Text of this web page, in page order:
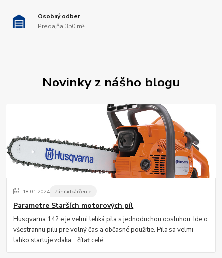
Osobný odber
Predajňa 350 m²
Novinky z nášho blogu
18.01.2024 Záhradkárčenie
Parametre Starších motorových píl
Husqvarna 142 e je velmi lehká pila s jednoduchou obsluhou. Ide o
všestrannu pilu pre volný čas a občasné použitie. Pila sa velmi
lahko startuje vdaka...čítať celé